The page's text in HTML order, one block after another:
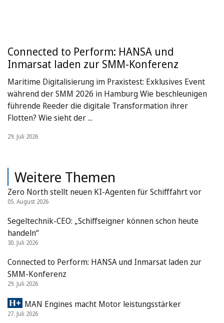
Connected to Perform: HANSA und
Inmarsat laden zur SMM-Konferenz
Maritime Digitalisierung im Praxistest: Exklusives Event
während der SMM 2026 in Hamburg Wie beschleunigen
führende Reeder die digitale Transformation ihrer
Flotten? Wie sieht der ...
29. Juli 2026
Weitere Themen
Zero North stellt neuen KI-Agenten für Schifffahrt vor
05. August 2026
Segeltechnik-CEO: „Schiffseigner können schon heute
handeln“
30. Juli 2026
Connected to Perform: HANSA und Inmarsat laden zur
SMM-Konferenz
29. Juli 2026
MAN Engines macht Motor leistungsstärker
27. Juli 2026